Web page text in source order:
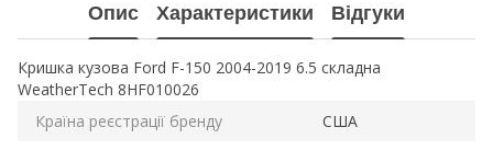
Опис Характеристики Відгуки
Кришка кузова Ford F-150 2004-2019 6.5 складна
WeatherTech 8HF010026
Країна реєстрації бренду
США